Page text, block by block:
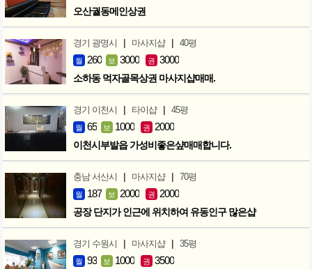
오산궐동메인상권
경기 광명시 | 마사지샵 | 40평
월 260 보 3000 권 3000
소하동 먹자골목상권 마사지샵매매.
경기 이천시 | 타이샵 | 45평
월 65 보 1000 권 2000
이천시부발읍 가성비좋은샾매매합니다.
충남 서산시 | 마사지샵 | 70평
월 187 보 2000 권 2000
공장 단지가 인근에 위치하여 유동인구 많은샵
경기 수원시 | 마사지샵 | 35평
월 93 보 1000 권 3500